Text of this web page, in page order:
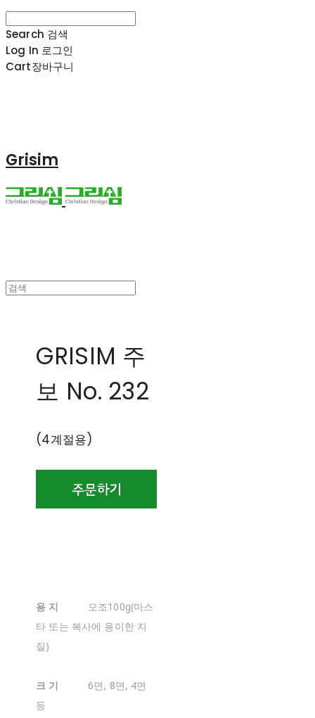
Search 검색
Log In 로그인
Cart장바구니
Grisim
GRISIM 주
보 No. 232
(4계절용)
용 지
모조100g(마스
타 또는 복사에 용이한 지
질)
크 기
6면, 8면, 4면
등